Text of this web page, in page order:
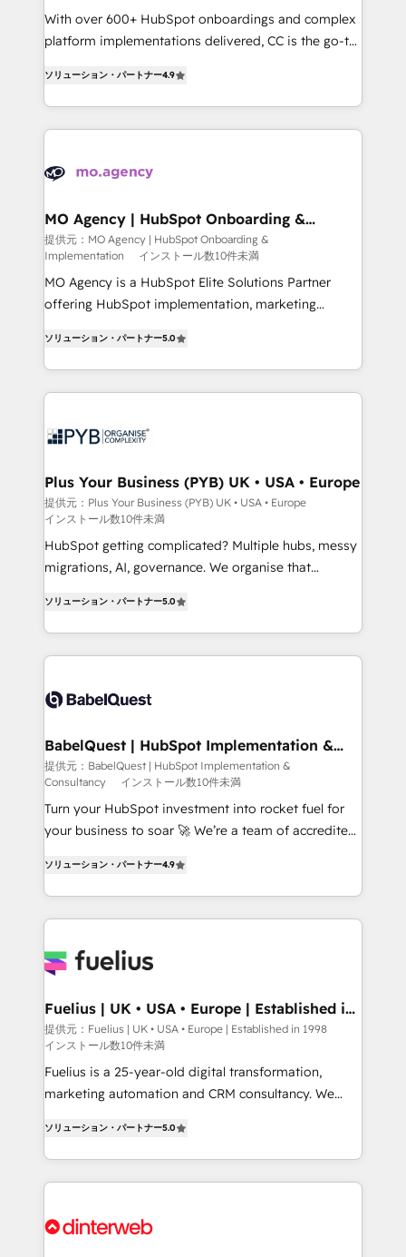
supported over 500 organisations with HubSpot
implementation, optimisation, training, and
methodology will ensure that you receive the best
deployment experience possible. Whether you are
new to HubSpot or seeking to turn around a poor
expertise to deliver the solutions you need.
With over 600+ HubSpot onboardings and complex
platform implementations delivered, CC is the go-to
migrate, replatform, and scale smarter. We specialize
in high-impact CRM and CMS migrations and
onboarding from platforms like Salesforce, NetSuite,
WordPress and legacy CRMs, turning fragmented
architectures that accelerate revenue operations and
performance. - Multi-object CRM migration, cleanup,
and implementation. - Pre-built and custom
integrations across your full tech stack. - Custom
object setup, CMS builds, and full-funnel automation.
nurturing sequences. - Cross-hub setup across
Marketing, Sales, Operations, and Service Hubs. -
Ongoing optimization, managed support, and
powerful growth engine. Built to convert, scale, and
ソリューション・パートナー4.9
MO Agency | HubSpot Onboarding &
Implementation
提供元：MO Agency | HubSpot Onboarding &
Implementation
インストール数10件未満
MO Agency is a HubSpot Elite Solutions Partner
offering HubSpot implementation, marketing
paid media, content marketing, AEO and GEO (AI
search optimisation), and HubSpot Content Hub and
WordPress development. We work with enterprise
professional services, financial services and
Town, Dubai & London. 500+ HubSpot CRM
implementations delivered. AI visibility coverage
across ChatGPT, Claude, Perplexity, Gemini and
Google AI Overviews. HubSpot Impact Award -
Customer First HubSpot Impact Award - Integrations
Migration Excellence HubSpot Impact Award -
Platform Excellence 40+ full-time HubSpot
professionals. 100s of certifications and
ソリューション・パートナー5.0
Plus Your Business (PYB) UK • USA • Europe
提供元：Plus Your Business (PYB) UK • USA • Europe
インストール数10件未満
HubSpot getting complicated? Multiple hubs, messy
migrations, AI, governance. We organise that
Welcome to our Profile! We help with: • CRM
implementation, reports, workflows, and team
training • CRM migration from Salesforce, Pipedrive,
custom API integrations • AI governance for
Boutique 'Elite' team of 12 • 150+ clients across Sales
Hub, Marketing Hub, Service Hub, Data Hub and
CMS • ISO/IEC 27001:2022, ISO 9001:2015, and ISO
42001:2023 certified - the AI management standard •
GuardHub: our AI governance framework, built on
'𝗖𝗼𝗻𝘁𝗮𝗰𝘁 𝗯𝘂𝘀𝗶𝗻𝗲𝘀𝘀' button to get in touch (𝘸𝘦'𝘳𝘦
𝘴𝘶𝘱𝘦𝘳 𝘳𝘦𝘴𝘱𝘰𝘯𝘴𝘪𝘷𝘦)
ソリューション・パートナー5.0
BabelQuest | HubSpot Implementation &
Consultancy
提供元：BabelQuest | HubSpot Implementation &
Consultancy
インストール数10件未満
Turn your HubSpot investment into rocket fuel for
your business to soar 🚀 We’re a team of accredited
implement the platform into complex business
environments, optimise what you've got and make
sure you can actually use it, build your website in
for you and execute it on HubSpot. We are on the
framework, meaning we've been accredited by
HubSpot and vetted by the CCS, which means we
can support public sector companies as well the
other ones listed in our profile. Our services: -
HubSpot implementation - HubSpot CMS website
is there for you to: - Grow revenue, and run your
business more efficiently - Build stronger
relationships with customers - Make better
more people - Get the most out of your HubSpot
ソリューション・パートナー4.9
Fuelius | UK • USA • Europe | Established in
1998
提供元：Fuelius | UK • USA • Europe | Established in 1998
インストール数10件未満
Fuelius is a 25-year-old digital transformation,
marketing automation and CRM consultancy. We
maximise their return from digital and fuel their
growth. We modernise platforms, streamline
operations that are causing inefficiencies, improve
supercharge revenue operations Key services: • CRM
ソリューション・パートナー5.0